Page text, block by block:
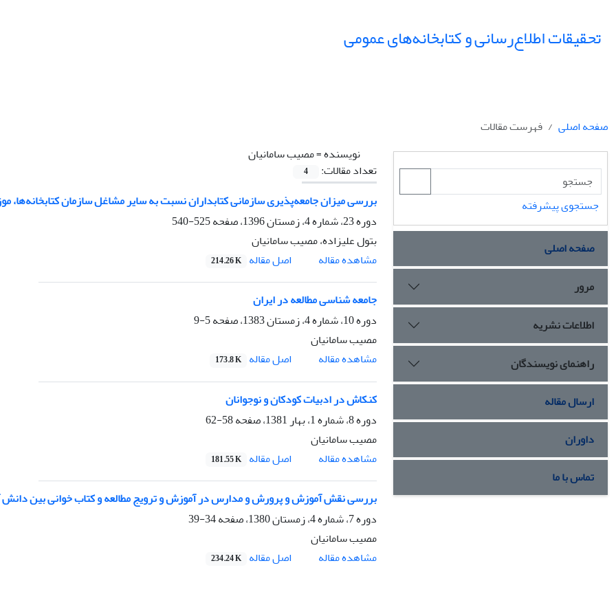
تحقیقات اطلاع‌رسانی و کتابخانه‌های عمومی
صفحه اصلی
فهرست مقالات
نویسنده =مصیب سامانیان
تعداد مقالات:
4
بررسی میزان جامعه‌پذیری سازمانی کتابداران نسبت به سایر مشاغل سازمان
دوره 23، شماره 4، زمستان 1396، صفحه
525-540
بتول علیزاده، مصیب سامانیان
مشاهده مقاله
اصل مقاله 214.26 K
جامعه شناسی مطالعه در ایران
دوره 10، شماره 4، زمستان 1383، صفحه
5-9
مصیب سامانیان
مشاهده مقاله
اصل مقاله 173.8 K
کنکاش در ادبیات کودکان و نوجوانان
دوره 8، شماره 1، بهار 1381، صفحه
58-62
مصیب سامانیان
مشاهده مقاله
اصل مقاله 181.55 K
بررسی نقش آموزش و پرورش و مدارس در آموزش و ترویج مطالعه و کتاب خوانی بین دانش
دوره 7، شماره 4، زمستان 1380، صفحه
34-39
مصیب سامانیان
مشاهده مقاله
اصل مقاله 234.24 K
جستجوی پیشرفته
صفحه اصلی
مرور
اطلاعات نشریه
راهنمای نویسندگان
ارسال مقاله
داوران
تماس با ما